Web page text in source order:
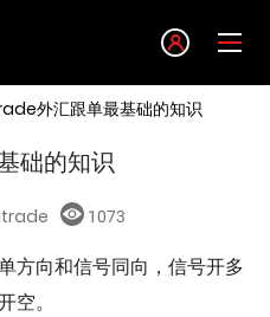
外汇跟单最基础的知识
础的知识
1073
方向和信号同向，信号开多
空。